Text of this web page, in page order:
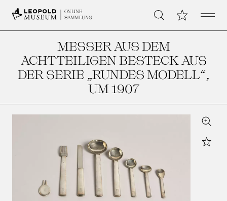
ONLINE
SAMMLUNG
Suche Meine Open
MESSER AUS DEM
ACHTTEILIGEN BESTECK AUS
DER SERIE „RUNDES MODELL“,
UM 1907
Zoom
Star